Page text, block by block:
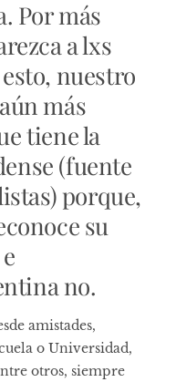
Por más
a lxs
nuestro
más
tiene la
(fuente
porque,
su
no.
amistades,
o Universidad,
otros, siempre